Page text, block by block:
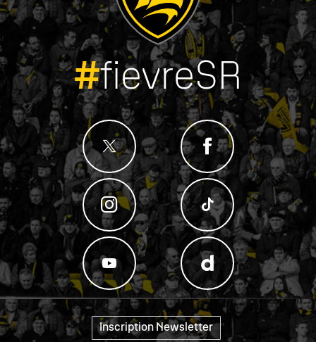
#fievreSR
Inscription Newsletter "